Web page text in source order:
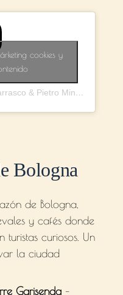
A post shared by Marbella Carrasco & Pietro Mina (@mar_carrasco17)
cookies y
Bologna
de Bologna,
y cafés donde
curiosos. Un
la ciudad
Garisenda–